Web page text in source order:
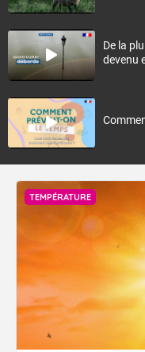
De la
devenu
TEMPÉRATURE